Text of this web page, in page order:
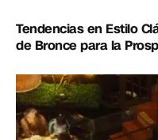
Tendencias en Estilo
de Bronce para la